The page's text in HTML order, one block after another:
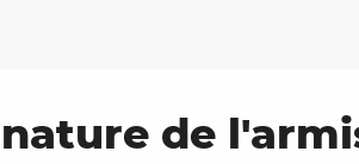
de